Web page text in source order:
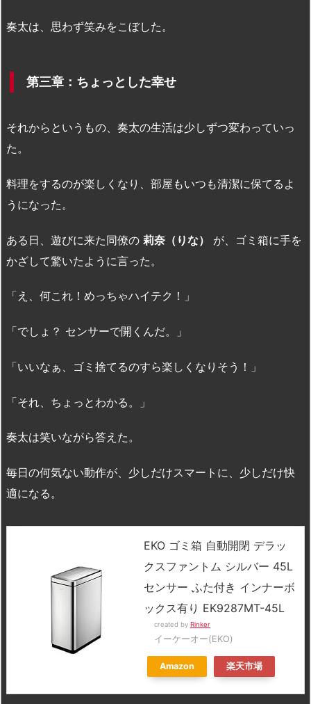
奏太は、思わず笑みをこぼした。
第三章：ちょっとした幸せ
それからというもの、奏太の生活は少しずつ変わっていっ
た。
料理をするのが楽しくなり、部屋もいつも清潔に保てるよ
うになった。
ある日、遊びに来た同僚の 莉奈（りな）
が、ゴミ箱に手を
かざして驚いたように言った。
「え、何これ！めっちゃハイテク！」
「でしょ？ センサーで開くんだ。」
「いいなぁ、ゴミ捨てるのすら楽しくなりそう！」
「それ、ちょっとわかる。」
奏太は笑いながら答えた。
毎日の何気ない動作が、少しだけスマートに、少しだけ快
適になる。
EKO ゴミ箱 自動開閉 デラッ
クスファントム シルバー 45L
センサー ふた付き インナーボ
ックス有り EK9287MT-45L
created by Rinker
イーケーオー(EKO)
Amazon 楽天市場